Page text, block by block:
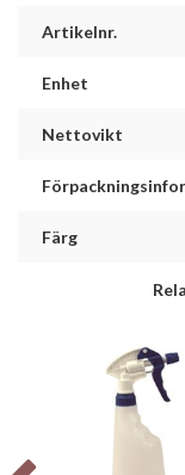
Artikelnr.
Enhet
Nettovikt
Färg